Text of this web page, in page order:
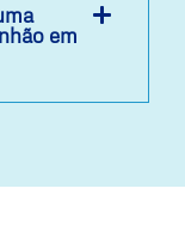
em